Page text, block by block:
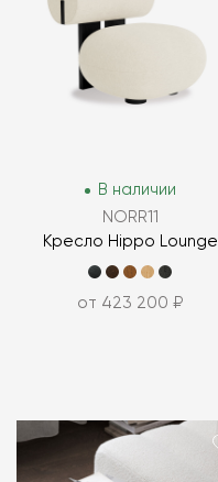
В наличии
NORR11
Кресло Hippo Lounge
от 423 200 ₽